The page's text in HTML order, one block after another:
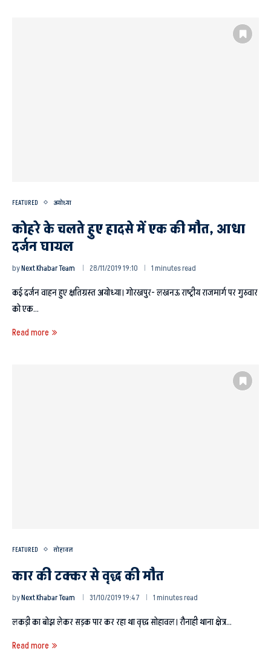
FEATURED अयोध्या
कोहरे के चलते हुए हादसे में एक की मौत, आधा
दर्जन घायल
byNext Khabar Team 28/11/2019 19:10 1 minutes read
कई दर्जन वाहन हुए क्षतिग्रस्त अयोध्या। गोरखपुर- लखनऊ राष्ट्रीय राजमार्ग पर गुरुवार
को एक…
Read more
FEATURED सोहावल
कार की टक्कर से वृद्ध की मौत
byNext Khabar Team 31/10/2019 19:47 1 minutes read
लकड़ी का बोझ लेकर सड़क पार कर रहा था वृद्ध सोहावल। रौनाही थाना क्षेत्र…
Read more